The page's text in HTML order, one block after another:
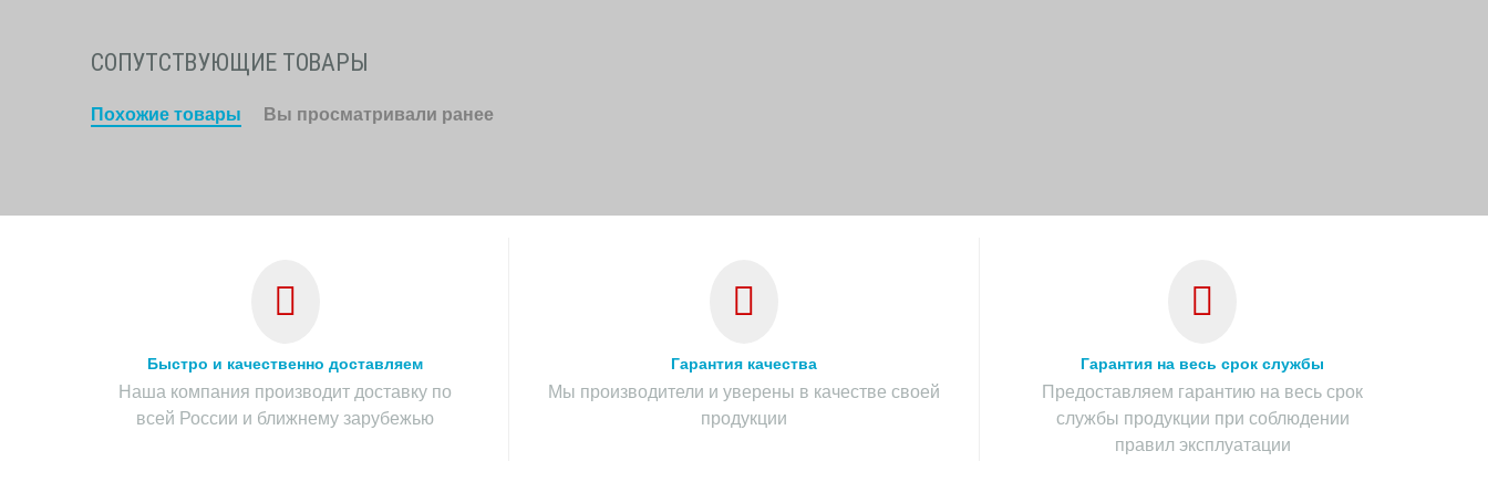
СОПУТСТВУЮЩИЕ ТОВАРЫ
Похожие товары Вы просматривали ранее
Быстро и качественно доставляем
Наша компания производит доставку по
всей России и ближнему зарубежью
Гарантия качества
Мы производители и уверены в качестве своей
продукции
Гарантия на весь срок службы
Предоставляем гарантию на весь срок
службы продукции при соблюдении
правил эксплуатации